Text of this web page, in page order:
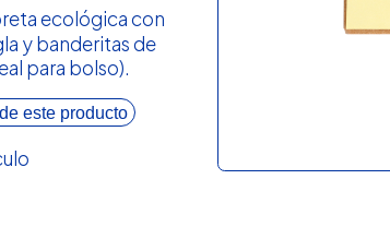
ecológica con
y banderitas de
para bolso).
este producto